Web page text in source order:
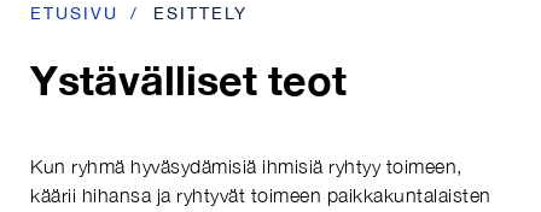
ETUSIVU ESITTELY
Ystävälliset teot
Kun ryhmä hyväsydämisiä ihmisiä ryhtyy toimeen,
käärii hihansa ja ryhtyvät toimeen paikkakuntalaisten